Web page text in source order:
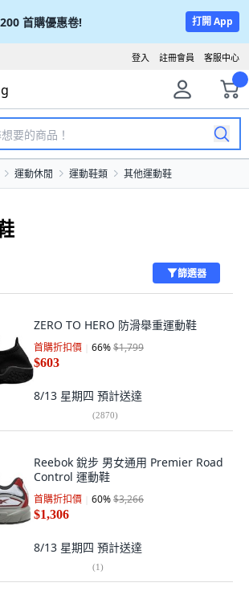
首購優惠卷! 打開 App
客服中心
註冊會員
登入
運動休閒 運動鞋類 其他運動鞋
篩選器
ZERO TO HERO 防滑舉重運動鞋
首購折扣價 66%$1,799
$603
8/13 星期四 預計送達
(2870)
Reebok 銳步 男女通用 Premier Road
Control 運動鞋
首購折扣價 60%$3,266
$1,306
8/13 星期四 預計送達
(1)